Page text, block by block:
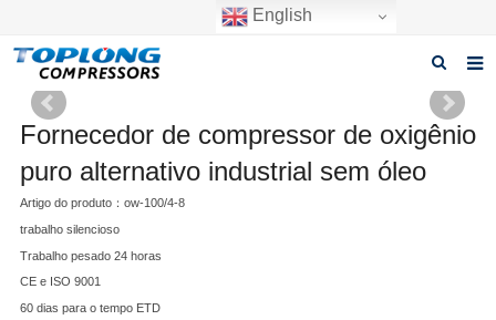
English
Casa
Sobre nós
Produtos
Notícias
Transferir
Fornecedor de compressor de oxigênio
puro alternativo industrial sem óleo
Artigo do produto：ow-100/4-8
trabalho silencioso
Trabalho pesado 24 horas
CE e ISO 9001
60 dias para o tempo ETD